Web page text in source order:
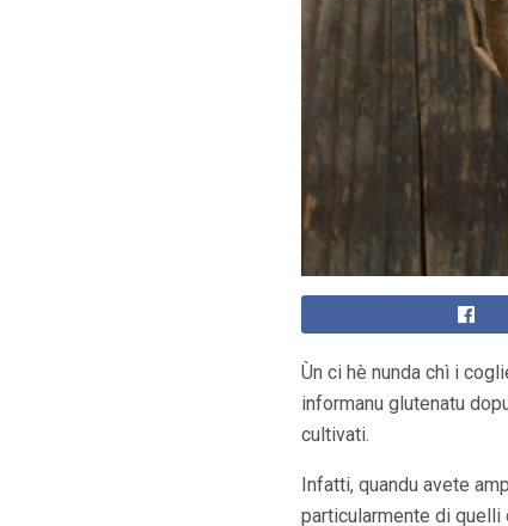
Ùn ci hè nunda chì i
informanu glutenatu
cultivati.
Infatti, quandu avete
particularmente di quelli